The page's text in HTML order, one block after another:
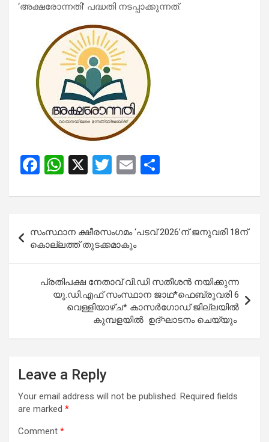
‘അക്ഷരോന്നതി’ പദ്ധതി നടപ്പാക്കുന്നത്.
F
ce
o
o
k
W
at
A
p
p
X
T
tt
E
ail ar
e
navigation
സംസ്ഥാന ക്ഷീരസംഗമം ‘പടവ് 2026’ന് ജനുവരി 18ന്
കൊല്ലത്ത് തുടക്കമാകും
പ്രതിപക്ഷ നേതാവ് വി.ഡി സതീശൻ നയിക്കുന്ന
യു.ഡി.എഫ് സംസ്ഥാന ജാഥ*ഫെബ്രുവരി 6
വെള്ളിയാഴ്ച* കാസർഗോഡ് ജില്ലയിൽ
കുമ്പളയിൽ ഉദ്‌ഘാടനം ചെയ്യും
Leave a Reply
Your email address will not be published. Required fields
are marked *
Comment *